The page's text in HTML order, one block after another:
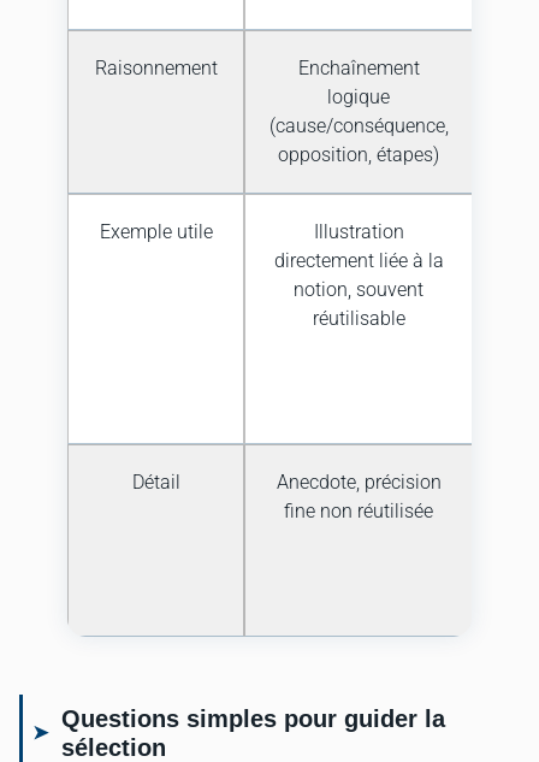
Raisonnement
Enchaînement
logique
(cause/conséquence,
opposition, étapes)
Exemple utile
Illustration
directement liée à la
notion, souvent
réutilisable
Détail
Anecdote, précision
fine non réutilisée
Questions simples pour guider la
sélection